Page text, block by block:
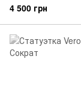
4 500 грн